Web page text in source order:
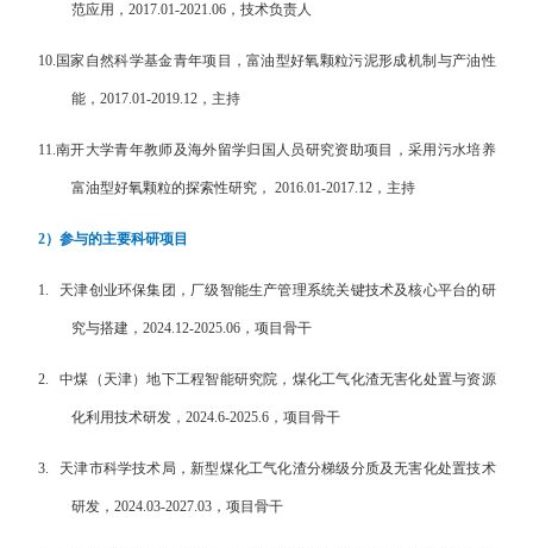
范应用， 2017.01-2021.06，技术负责人
10. 国家自然科学基金青年项目，富油型好氧颗粒污泥形成机制与产油性
能， 2017.01-2019.12，主持
11.南开大学青年教师及海外留学归国人员研究资助项目，采用污水培养
富油型好氧颗粒的探索性研究， 2016.01-2017.12，主持
2）参与的主要科研项目
1. 天津创业环保集团，厂级智能生产管理系统关键技术及核心平台的研
究与搭建， 2024.12-2025.06，项目骨干
2. 中煤（天津）地下工程智能研究院，煤化工气化渣无害化处置与资源
化利用技术研发， 2024.6-2025.6，项目骨干
3. 天津市科学技术局，新型煤化工气化渣分梯级分质及无害化处置技术
研发， 2024.03-2027.03，项目骨干